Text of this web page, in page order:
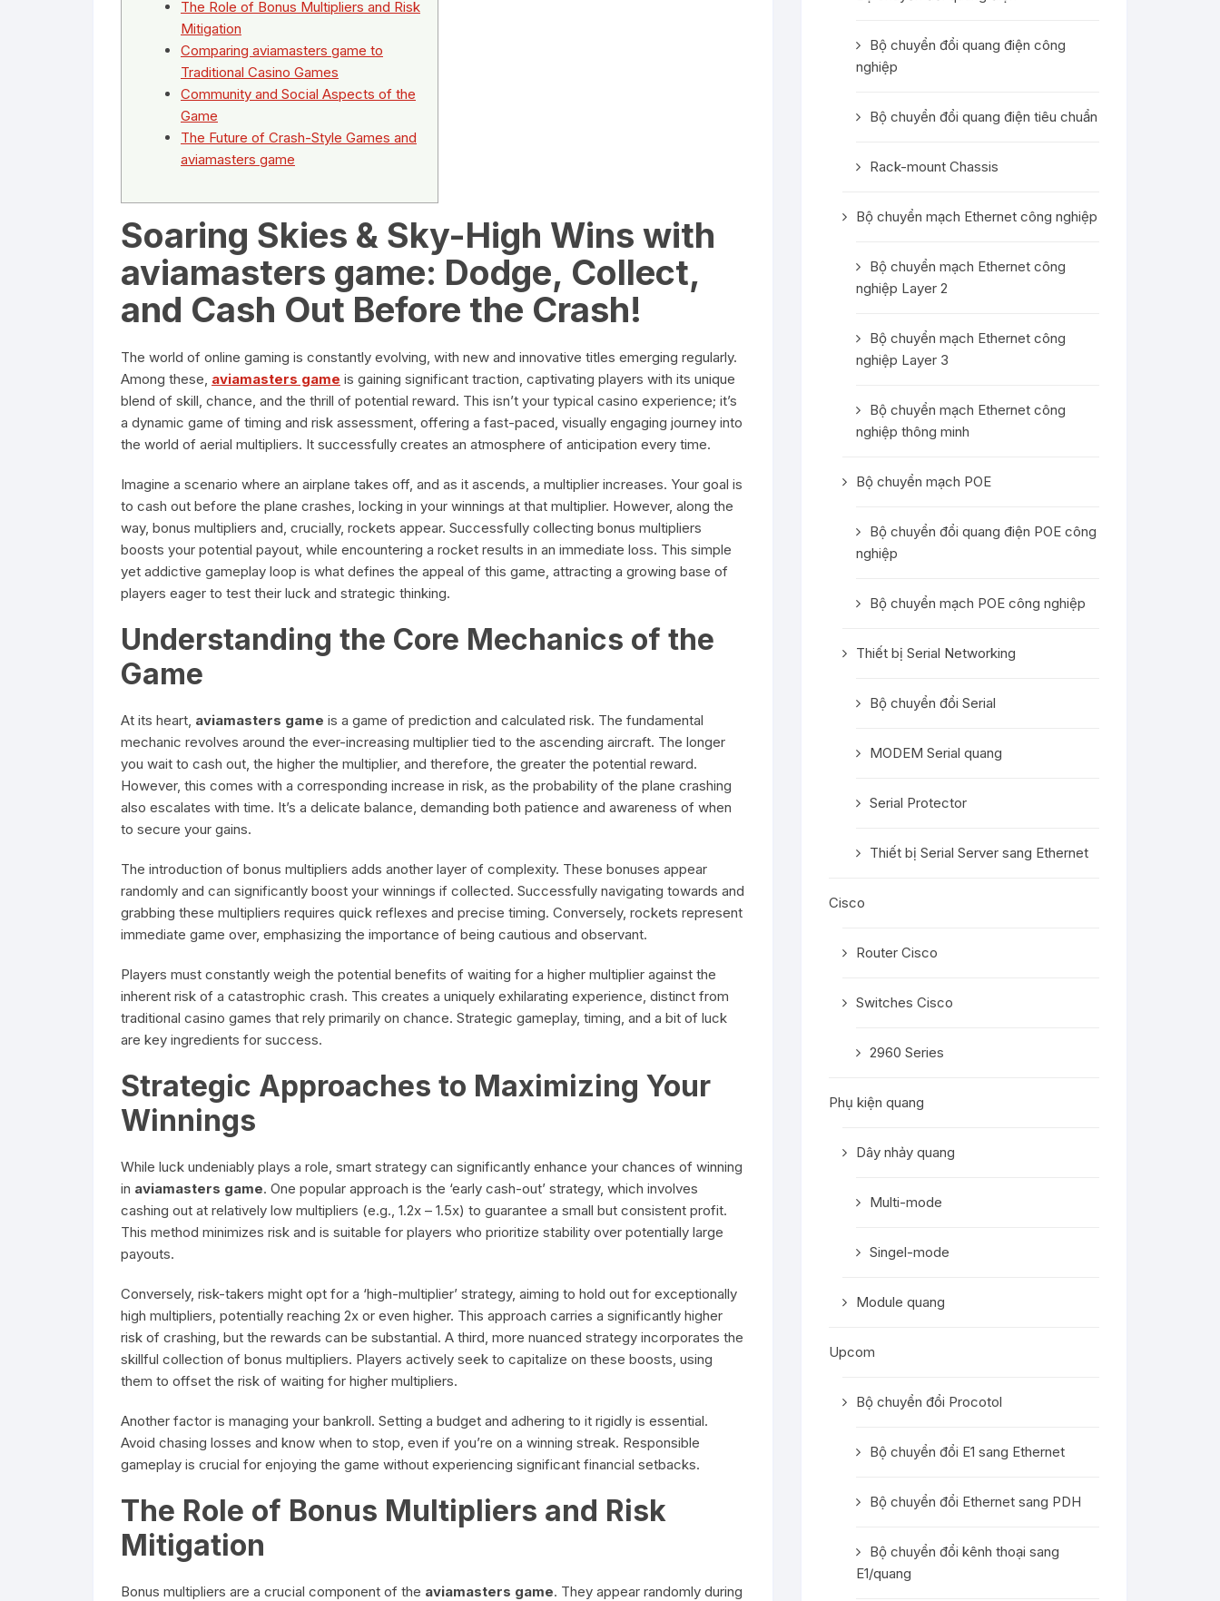
The Role of Bonus Multipliers and Risk
Mitigation
Comparing aviamasters game to
Traditional Casino Games
Community and Social Aspects of the
Game
The Future of Crash-Style Games and
aviamasters game
Soaring Skies & Sky-High Wins with
aviamasters game: Dodge, Collect,
and Cash Out Before the Crash!
The world of online gaming is constantly evolving, with new and innovative titles emerging regularly.
Among these, aviamasters game is gaining significant traction, captivating players with its unique
blend of skill, chance, and the thrill of potential reward. This isn’t your typical casino experience; it’s
a dynamic game of timing and risk assessment, offering a fast-paced, visually engaging journey into
the world of aerial multipliers. It successfully creates an atmosphere of anticipation every time.
Imagine a scenario where an airplane takes off, and as it ascends, a multiplier increases. Your goal is
to cash out before the plane crashes, locking in your winnings at that multiplier. However, along the
way, bonus multipliers and, crucially, rockets appear. Successfully collecting bonus multipliers
boosts your potential payout, while encountering a rocket results in an immediate loss. This simple
yet addictive gameplay loop is what defines the appeal of this game, attracting a growing base of
players eager to test their luck and strategic thinking.
Understanding the Core Mechanics of the
Game
At its heart, aviamasters game is a game of prediction and calculated risk. The fundamental
mechanic revolves around the ever-increasing multiplier tied to the ascending aircraft. The longer
you wait to cash out, the higher the multiplier, and therefore, the greater the potential reward.
However, this comes with a corresponding increase in risk, as the probability of the plane crashing
also escalates with time. It’s a delicate balance, demanding both patience and awareness of when
to secure your gains.
The introduction of bonus multipliers adds another layer of complexity. These bonuses appear
randomly and can significantly boost your winnings if collected. Successfully navigating towards and
grabbing these multipliers requires quick reflexes and precise timing. Conversely, rockets represent
immediate game over, emphasizing the importance of being cautious and observant.
Players must constantly weigh the potential benefits of waiting for a higher multiplier against the
inherent risk of a catastrophic crash. This creates a uniquely exhilarating experience, distinct from
traditional casino games that rely primarily on chance. Strategic gameplay, timing, and a bit of luck
are key ingredients for success.
Strategic Approaches to Maximizing Your
Winnings
While luck undeniably plays a role, smart strategy can significantly enhance your chances of winning
in aviamasters game. One popular approach is the ‘early cash-out’ strategy, which involves
cashing out at relatively low multipliers (e.g., 1.2x – 1.5x) to guarantee a small but consistent profit.
This method minimizes risk and is suitable for players who prioritize stability over potentially large
payouts.
Conversely, risk-takers might opt for a ‘high-multiplier’ strategy, aiming to hold out for exceptionally
high multipliers, potentially reaching 2x or even higher. This approach carries a significantly higher
risk of crashing, but the rewards can be substantial. A third, more nuanced strategy incorporates the
skillful collection of bonus multipliers. Players actively seek to capitalize on these boosts, using
them to offset the risk of waiting for higher multipliers.
Another factor is managing your bankroll. Setting a budget and adhering to it rigidly is essential.
Avoid chasing losses and know when to stop, even if you’re on a winning streak. Responsible
gameplay is crucial for enjoying the game without experiencing significant financial setbacks.
The Role of Bonus Multipliers and Risk
Mitigation
Bonus multipliers are a crucial component of the aviamasters game. They appear randomly during
Bộ chuyển đổi quang điện công
nghiệp
Bộ chuyển đổi quang điện tiêu chuẩn
Rack-mount Chassis
Bộ chuyển mạch Ethernet công nghiệp
Bộ chuyển mạch Ethernet công
nghiệp Layer 2
Bộ chuyển mạch Ethernet công
nghiệp Layer 3
Bộ chuyển mạch Ethernet công
nghiệp thông minh
Bộ chuyển mạch POE
Bộ chuyển đổi quang điện POE công
nghiệp
Bộ chuyển mạch POE công nghiệp
Thiết bị Serial Networking
Bộ chuyển đổi Serial
MODEM Serial quang
Serial Protector
Thiết bị Serial Server sang Ethernet
Cisco
Router Cisco
Switches Cisco
2960 Series
Phụ kiện quang
Dây nhảy quang
Multi-mode
Singel-mode
Module quang
Upcom
Bộ chuyển đổi Procotol
Bộ chuyển đổi E1 sang Ethernet
Bộ chuyển đổi Ethernet sang PDH
Bộ chuyển đổi kênh thoại sang
E1/quang